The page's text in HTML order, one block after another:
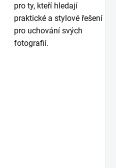
pro ty, kteří hledají
praktické a stylové řešení
pro uchování svých
fotografií.